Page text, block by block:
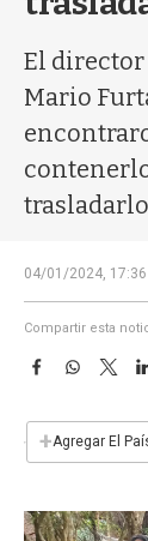
El director
Mario
04/01/2024, 17:36
Compartir esta
F
e
b
k
W
s
p
T
w
t
+Agregar El